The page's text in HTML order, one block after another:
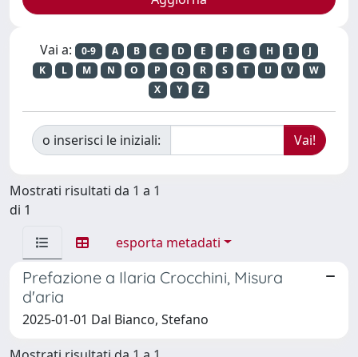
Vai a: 0-9 A B C D E F G H I
J
K
L M N O P Q R S T U V
W
X
Y Z
o inserisci le iniziali:
Mostrati risultati da 1 a 1
di 1
esporta metadati
Prefazione a Ilaria Crocchini, Misura
d'aria
2025-01-01 Dal Bianco, Stefano